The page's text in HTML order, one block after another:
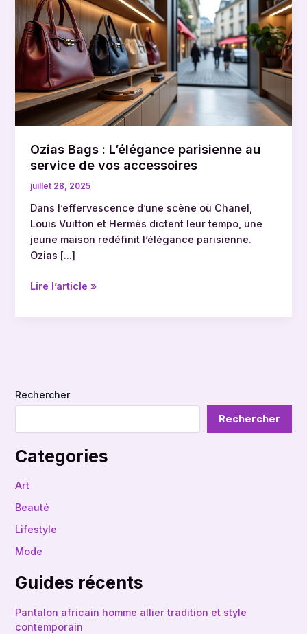
Ozias Bags : L’élégance parisienne au
service de vos accessoires
juillet 28, 2025
Dans l’effervescence d’une scène où Chanel,
Louis Vuitton et Hermès dictent leur tempo, une
jeune maison redéfinit l’élégance parisienne.
Ozias […]
:
L’élégance
parisienne
au
service
de
vos
accessoires
Lire l’article »
Rechercher
Rechercher
Categories
Art
Beauté
Lifestyle
Mode
Guides récents
Pantalon africain homme allier tradition et style
contemporain